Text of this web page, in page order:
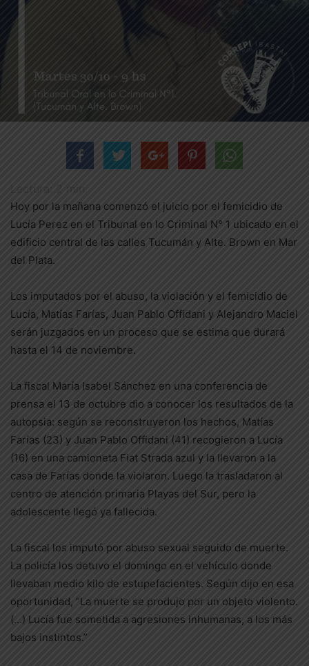
Hoy por la mañana comenzó el juicio por el femicidio de
Lucía Perez en el Tribunal en lo Criminal N° 1 ubicado en el
edificio central de las calles Tucumán y Alte. Brown en Mar
del Plata.
Los imputados por el abuso, la violación y el femicidio de
Lucía, Matías Farías, Juan Pablo Offidani y Alejandro Maciel
serán juzgados en un proceso que se estima que durará
hasta el 14 de noviembre.
La fiscal María Isabel Sánchez en una conferencia de
prensa el 13 de octubre dio a conocer los resultados de la
autopsia: según se reconstruyeron los hechos, Matías
Farías (23) y Juan Pablo Offidani (41) recogieron a Lucía
(16) en una camioneta Fiat Strada azul y la llevaron a la
casa de Farías donde la violaron. Luego la trasladaron al
centro de atención primaria Playas del Sur, pero la
adolescente llegó ya fallecida.
La fiscal los imputó por abuso sexual seguido de muerte.
La policía los detuvo el domingo en el vehículo donde
llevaban medio kilo de estupefacientes. Según dijo en esa
oportunidad, “La muerte se produjo por un objeto violento.
(…) Lucía fue sometida a agresiones inhumanas, a los más
bajos instintos.”